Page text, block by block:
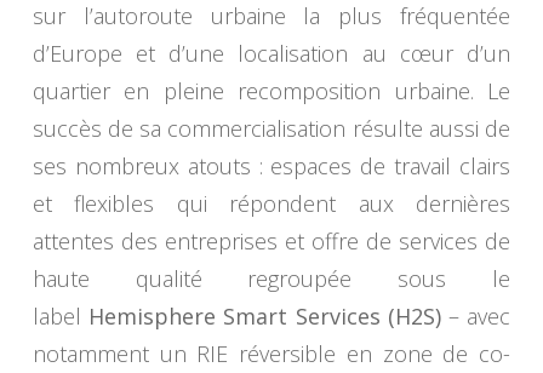
sur l’autoroute urbaine la plus fréquentée
d’Europe et d’une localisation au cœur d’un
quartier en pleine recomposition urbaine. Le
succès de sa commercialisation résulte aussi de
ses nombreux atouts : espaces de travail clairs
et flexibles qui répondent aux dernières
attentes des entreprises et offre de services de
haute qualité regroupée sous le
label Hemisphere Smart Services (H2S)– avec
notamment un RIE réversible en zone de co-